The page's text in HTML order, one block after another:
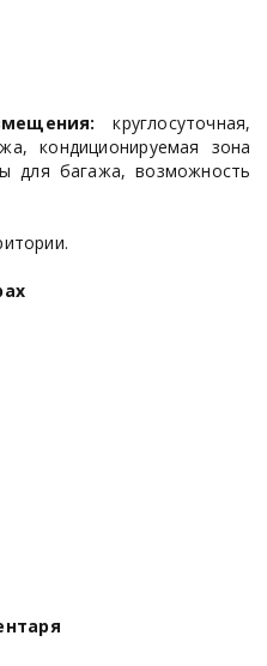
круглосуточная,
кондиционируемая зона
для багажа, возможность